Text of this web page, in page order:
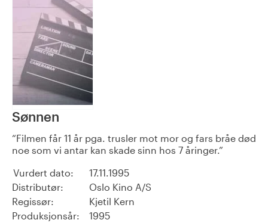
Sønnen
Filmen får 11 år pga. trusler mot mor og fars bråe død
noe som vi antar kan skade sinn hos 7 åringer.
Vurdert dato:
17.11.1995
Distributør:
Oslo Kino A/S
Regissør:
Kjetil Kern
Produksjonsår:
1995